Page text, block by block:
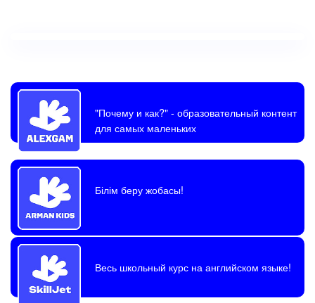
"Почему и как?"- образовательный контент
для самых маленьких
Білім беру жобасы!
Весь школьный курс на английском языке!